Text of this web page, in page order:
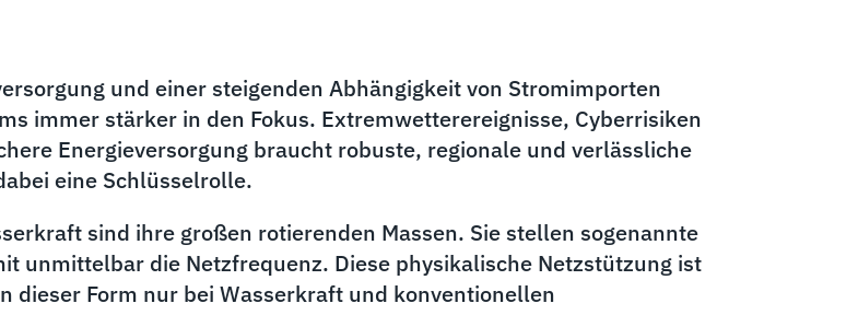
und einer steigenden Abhängigkeit von Stromimporten
immer stärker in den Fokus. Extremwetterereignisse, Cyberrisiken
Energieversorgung braucht robuste, regionale und verlässliche
eine Schlüsselrolle.
sind ihre großen rotierenden Massen. Sie stellen sogenannte
unmittelbar die Netzfrequenz. Diese physikalische Netzstützung ist
dieser Form nur bei Wasserkraft und konventionellen